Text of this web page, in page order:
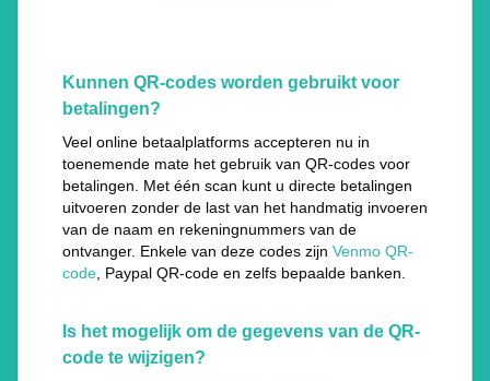
Kunnen QR-codes worden gebruikt voor
betalingen?
Veel online betaalplatforms accepteren nu in
toenemende mate het gebruik van QR-codes voor
betalingen. Met één scan kunt u directe betalingen
uitvoeren zonder de last van het handmatig invoeren
van de naam en rekeningnummers van de
ontvanger. Enkele van deze codes zijn Venmo QR-
code , Paypal QR-code en zelfs bepaalde banken.
Is het mogelijk om de gegevens van de QR-
code te wijzigen?